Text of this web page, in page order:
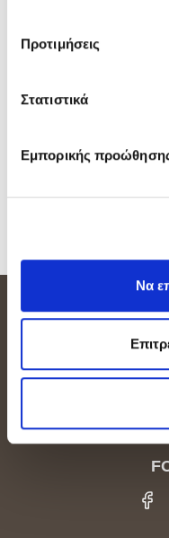
Προτιμήσεις
Στατιστικά
Εμπορικής
Να
Amathus Area
Tel.: +357-
E-mail: